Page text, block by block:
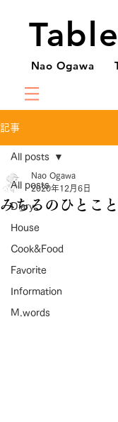
Nao Ogawa
記事
All posts
Diary
House
Cook&Food
Favorite
Information
M.words
All posts
みちるのひとこ
Nao Ogawa
2020年12月6日